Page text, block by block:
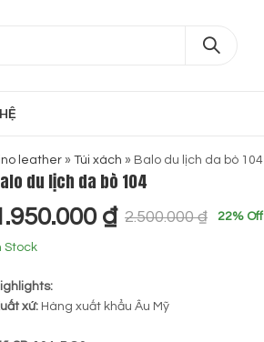
leather » Túi xách » Balo du lịch da bò 104
du lịch da bò 104
2.500.000₫
₫ 22% Off
Stock
xứ: Hàng xuất khẩu Âu Mỹ